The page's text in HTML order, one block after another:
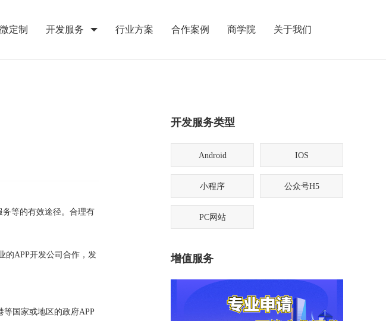
定制 开发服务 行业方案 合作案例 商学院 关于我们
等的有效途径。合理有
的APP开发公司合作，发
等国家或地区的政府APP
开发服务类型
Android IOS
小程序 公众号H5
PC网站
增值服务